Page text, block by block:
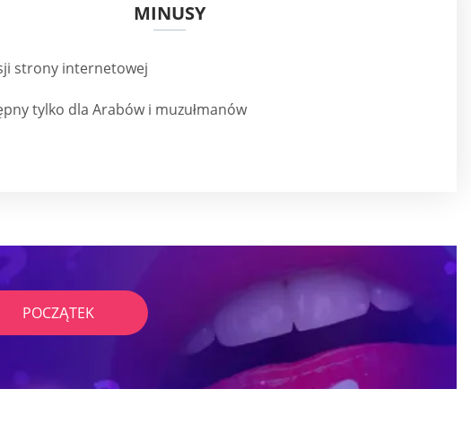
MINUSY
strony internetowej
tylko dla Arabów i muzułmanów
POCZĄTEK